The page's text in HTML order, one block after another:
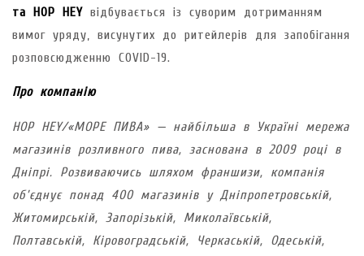
та HOP HEY відбувається із суворим дотриманням
вимог уряду, висунутих до ритейлерів для запобігання
розповсюдженню COVID-19.
Про компанію
HOP HEY/«МОРЕ ПИВА» — найбільша в Україні мережа
магазинів розливного пива, заснована в 2009 році в
Дніпрі. Розвиваючись шляхом франшизи, компанія
об’єднує понад 400 магазинів у Дніпропетровській,
Житомирській, Запорізькій, Миколаївській,
Полтавській, Кіровоградській, Черкаській, Одеській,